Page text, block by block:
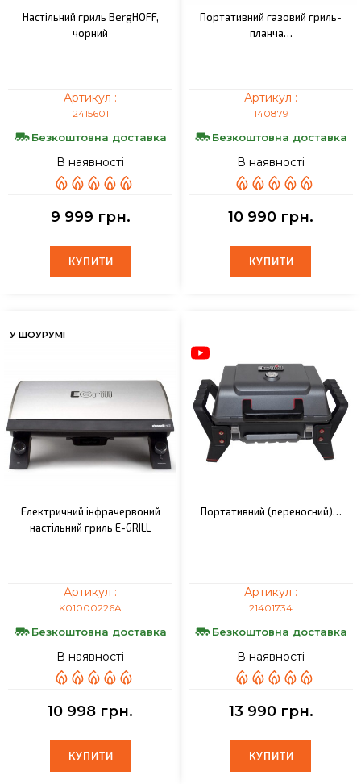
Настільний гриль BergHOFF,
чорний
Артикул :
2415601
Безкоштовна доставка
В наявності
9 999 грн.
КУПИТИ
КУПИТИ
Портативний газовий гриль-
планча…
Артикул :
140879
Безкоштовна доставка
В наявності
10 990 грн.
КУПИТИ
КУПИТИ
У ШОУРУМІ
Електричний інфрачервоний
настільний гриль E-GRILL
Артикул :
K01000226A
Безкоштовна доставка
В наявності
10 998 грн.
КУПИТИ
КУПИТИ
Портативний (переносний)…
Артикул :
21401734
Безкоштовна доставка
В наявності
13 990 грн.
КУПИТИ
КУПИТИ